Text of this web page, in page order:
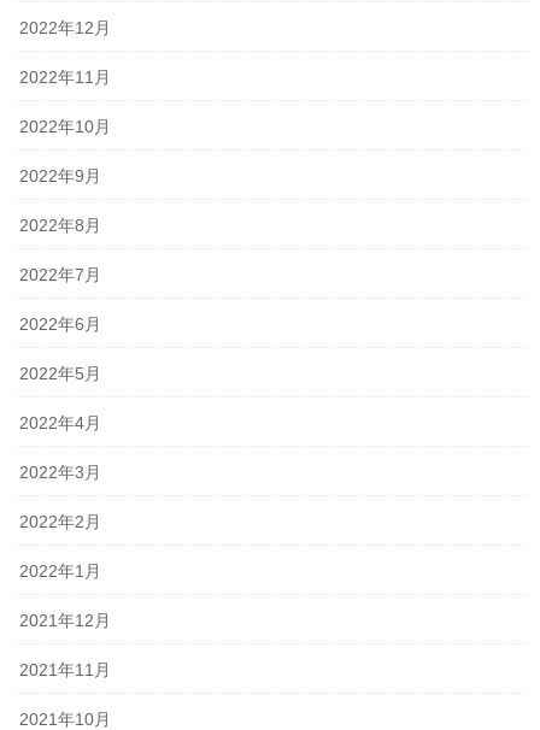
2022年12月
2022年11月
2022年10月
2022年9月
2022年8月
2022年7月
2022年6月
2022年5月
2022年4月
2022年3月
2022年2月
2022年1月
2021年12月
2021年11月
2021年10月